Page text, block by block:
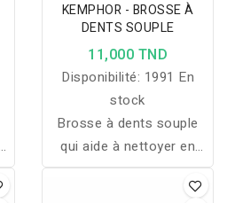
KEMPHOR - BROSSE À
DENTS SOUPLE
11,000 TND
Disponibilité: 1991 En
stock
Brosse à dents souple
qui aide à nettoyer en
douceur, protéger les
gencives et atteindre les